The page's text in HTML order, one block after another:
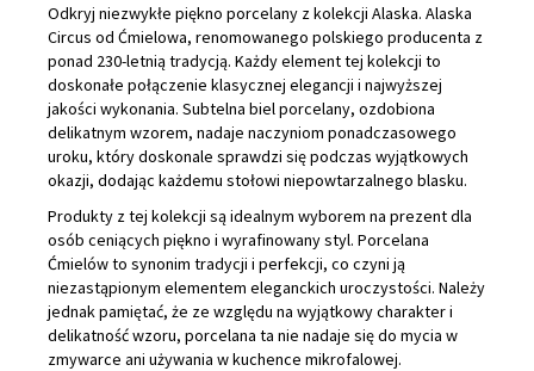
Odkryj niezwykłe piękno porcelany z kolekcji Alaska. Alaska
Circus od Ćmielowa, renomowanego polskiego producenta z
ponad 230-letnią tradycją. Każdy element tej kolekcji to
doskonałe połączenie klasycznej elegancji i najwyższej
jakości wykonania. Subtelna biel porcelany, ozdobiona
delikatnym wzorem, nadaje naczyniom ponadczasowego
uroku, który doskonale sprawdzi się podczas wyjątkowych
okazji, dodając każdemu stołowi niepowtarzalnego blasku.
Produkty z tej kolekcji są idealnym wyborem na prezent dla
osób ceniących piękno i wyrafinowany styl. Porcelana
Ćmielów to synonim tradycji i perfekcji, co czyni ją
niezastąpionym elementem eleganckich uroczystości. Należy
jednak pamiętać, że ze względu na wyjątkowy charakter i
delikatność wzoru, porcelana ta nie nadaje się do mycia w
zmywarce ani używania w kuchence mikrofalowej.